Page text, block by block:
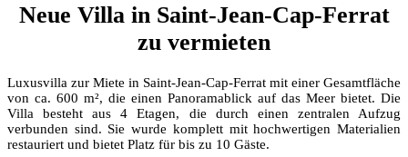
Neue Villa in Saint-Jean-Cap-Ferrat
zu vermieten
Luxusvilla zur Miete in Saint-Jean-Cap-Ferrat mit einer Gesamtfläche
von ca. 600 m², die einen Panoramablick auf das Meer bietet. Die
Villa besteht aus 4 Etagen, die durch einen zentralen Aufzug
verbunden sind. Sie wurde komplett mit hochwertigen Materialien
restauriert und bietet Platz für bis zu 10 Gäste.